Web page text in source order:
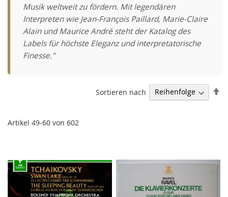
Musik weltweit zu fördern. Mit legendären
Interpreten wie Jean-François Paillard, Marie-Claire
Alain und Maurice André steht der Katalog des
Labels für höchste Eleganz und interpretatorische
Finesse."
Artikel 49-60 von 602
Sortieren nach